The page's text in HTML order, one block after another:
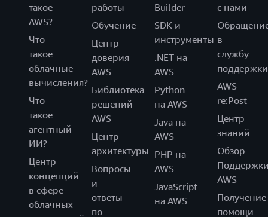
такое
AWS?
Что
такое
облачные
вычисления?
Что
такое
агентный
ИИ?
Центр
концепций
в сфере
облачных
работы
Обучение
Центр
доверия
AWS
Библиотека
решений
AWS
Центр
архитектуры
Вопросы
и
ответы
по
Builder
SDK и
инструменты
.NET на
AWS
Python
на AWS
Java на
AWS
PHP на
AWS
JavaScript
на AWS
с нами
в
службу
поддержки
AWS
re:Post
Центр
знаний
Обзор
AWS
Получение
помощи